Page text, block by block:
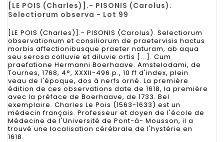
[LE POIS (Charles)].- PISONIS (Carolus).
Selectiorum observa - Lot 99
[LE POIS (Charles)].- PISONIS (Carolus). Selectiorum
observationum et consiliorum de praetervisis hactus
morbis affectionibusque praeter naturam, ab aqua
seu serosa colluvie et diluvie ortis [...]. Cum
praefatione Hermanni Boerhaave. Amstelodami, de
Tournes, 1768, 4°, XXXII-496 p., 10 ff d'index, plein
veau de l'époque, dos à nerfs orné. La première
édition de ces observations date de 1618, la première
avec la préface de Boerhaave, de 1733. Bel
exemplaire. Charles Le Pois (1563-1633) est un
médecin français. Professeur et doyen de l'école de
Médecine de l'Université de Pont-à- Mousson, il a
trouvé une localisation cérébrale de l'hystérie en
1618.